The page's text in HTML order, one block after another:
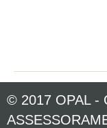
© 2017 OPAL -